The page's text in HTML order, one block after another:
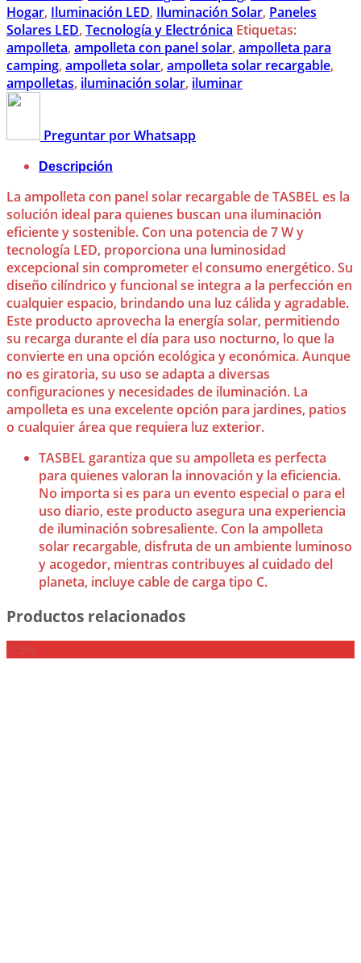
Hogar, Iluminación LED, Iluminación Solar, Paneles
Solares LED, Tecnología y Electrónica Etiquetas:
ampolleta, ampolleta con panel solar, ampolleta para
camping, ampolleta solar, ampolleta solar recargable,
ampolletas, iluminación solar, iluminar
Preguntar por Whatsapp
Descripción
La ampolleta con panel solar recargable de TASBEL es la
solución ideal para quienes buscan una iluminación
eficiente y sostenible. Con una potencia de 7 W y
tecnología LED, proporciona una luminosidad
excepcional sin comprometer el consumo energético. Su
diseño cilíndrico y funcional se integra a la perfección en
cualquier espacio, brindando una luz cálida y agradable.
Este producto aprovecha la energía solar, permitiendo
su recarga durante el día para uso nocturno, lo que la
convierte en una opción ecológica y económica. Aunque
no es giratoria, su uso se adapta a diversas
configuraciones y necesidades de iluminación. La
ampolleta es una excelente opción para jardines, patios
o cualquier área que requiera luz exterior.
TASBEL garantiza que su ampolleta es perfecta
para quienes valoran la innovación y la eficiencia.
No importa si es para un evento especial o para el
uso diario, este producto asegura una experiencia
de iluminación sobresaliente. Con la ampolleta
solar recargable, disfruta de un ambiente luminoso
y acogedor, mientras contribuyes al cuidado del
planeta, incluye cable de carga tipo C.
Productos relacionados